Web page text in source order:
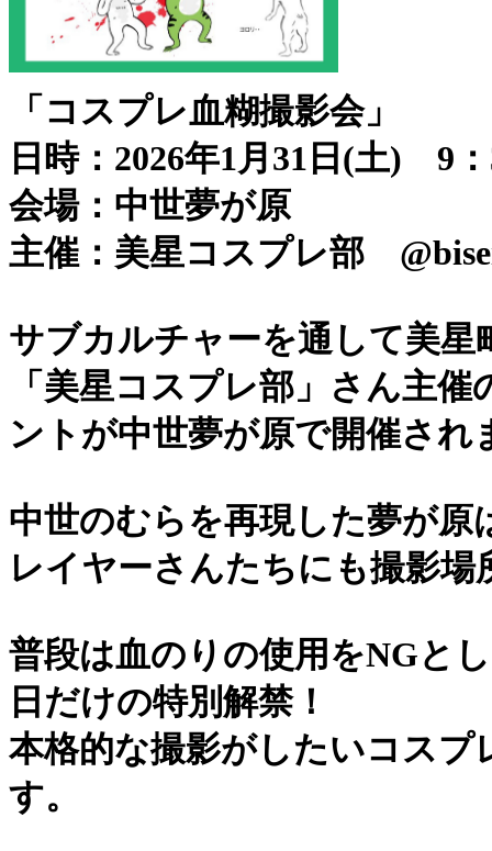
「コスプレ血糊撮影会」
日時：2026年1月31日(土) 9
会場：中世夢が原
主催：美星コスプレ部
サブカルチャーを通して美
「美星コスプレ部」さん主
ントが中世夢が原で開催され
中世のむらを再現した夢が
レイヤーさんたちにも撮影
普段は血のりの使用をNGと
日だけの特別解禁！
本格的な撮影がしたいコス
す。